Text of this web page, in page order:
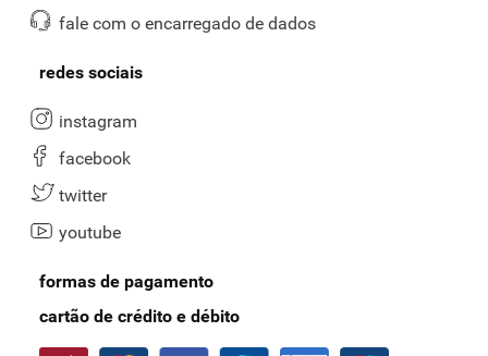
fale com o encarregado de dados
redes sociais
instagram
facebook
twitter
youtube
formas de pagamento
cartão de crédito e débito